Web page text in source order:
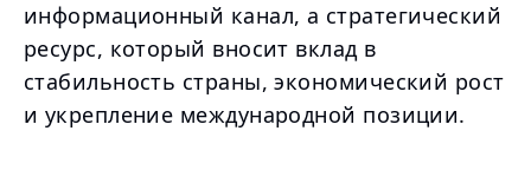
информационный канал, а стратегический
ресурс, который вносит вклад в
стабильность страны, экономический рост
и укрепление международной позиции.